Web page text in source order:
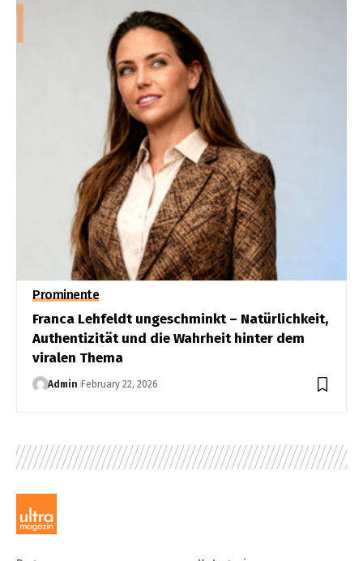
Prominente
Franca Lehfeldt ungeschminkt – Natürlichkeit,
Authentizität und die Wahrheit hinter dem
viralen Thema
Admin February 22, 2026